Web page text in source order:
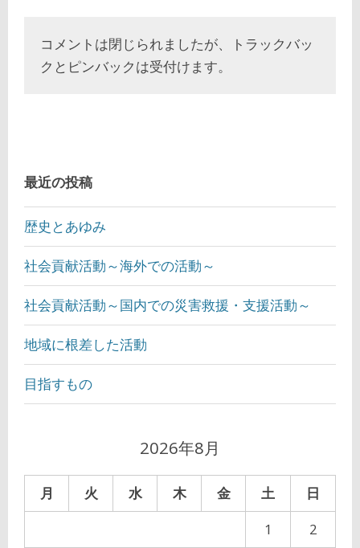
コメントは閉じられましたが、トラックバッ
クとピンバックは受付けます。
最近の投稿
歴史とあゆみ
社会貢献活動～海外での活動～
社会貢献活動～国内での災害救援・支援活動～
地域に根差した活動
目指すもの
2026年8月
月 火 水 木 金 土
日
1
2